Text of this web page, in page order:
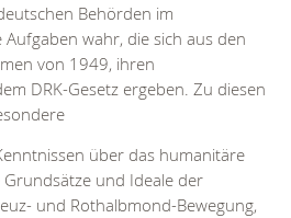
Behörden im
wahr, die sich aus den
von 1949, ihren
DRK-Gesetz ergeben. Zu diesen
über das humanitäre
und Ideale der
und Rothalbmond-Bewegung,